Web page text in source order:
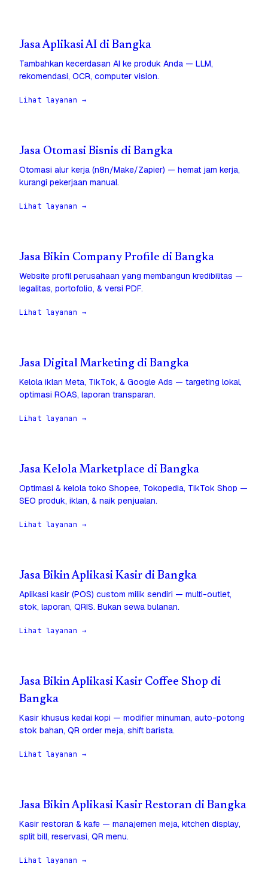
Jasa Aplikasi AI di Bangka
Tambahkan kecerdasan AI ke produk Anda — LLM,
rekomendasi, OCR, computer vision.
Lihat layanan →
Jasa Otomasi Bisnis di Bangka
Otomasi alur kerja (n8n/Make/Zapier) — hemat jam kerja,
kurangi pekerjaan manual.
Lihat layanan →
Jasa Bikin Company Profile di Bangka
Website profil perusahaan yang membangun kredibilitas —
legalitas, portofolio, & versi PDF.
Lihat layanan →
Jasa Digital Marketing di Bangka
Kelola iklan Meta, TikTok, & Google Ads — targeting lokal,
optimasi ROAS, laporan transparan.
Lihat layanan →
Jasa Kelola Marketplace di Bangka
Optimasi & kelola toko Shopee, Tokopedia, TikTok Shop —
SEO produk, iklan, & naik penjualan.
Lihat layanan →
Jasa Bikin Aplikasi Kasir di Bangka
Aplikasi kasir (POS) custom milik sendiri — multi-outlet,
stok, laporan, QRIS. Bukan sewa bulanan.
Lihat layanan →
Jasa Bikin Aplikasi Kasir Coffee Shop di
Bangka
Kasir khusus kedai kopi — modifier minuman, auto-potong
stok bahan, QR order meja, shift barista.
Lihat layanan →
Jasa Bikin Aplikasi Kasir Restoran di Bangka
Kasir restoran & kafe — manajemen meja, kitchen display,
split bill, reservasi, QR menu.
Lihat layanan →